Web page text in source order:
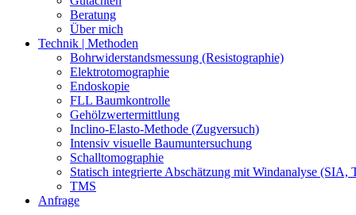
Beratung
Über mich
Technik | Methoden
Bohrwiderstandsmessung (Resistographie)
Elektrotomographie
Endoskopie
FLL Baumkontrolle
Gehölzwertermittlung
Inclino-Elasto-Methode (Zugversuch)
Intensiv visuelle Baumuntersuchung
Schalltomographie
Statisch integrierte Abschätzung mit Windanalyse (SIA,
TMS
Anfrage